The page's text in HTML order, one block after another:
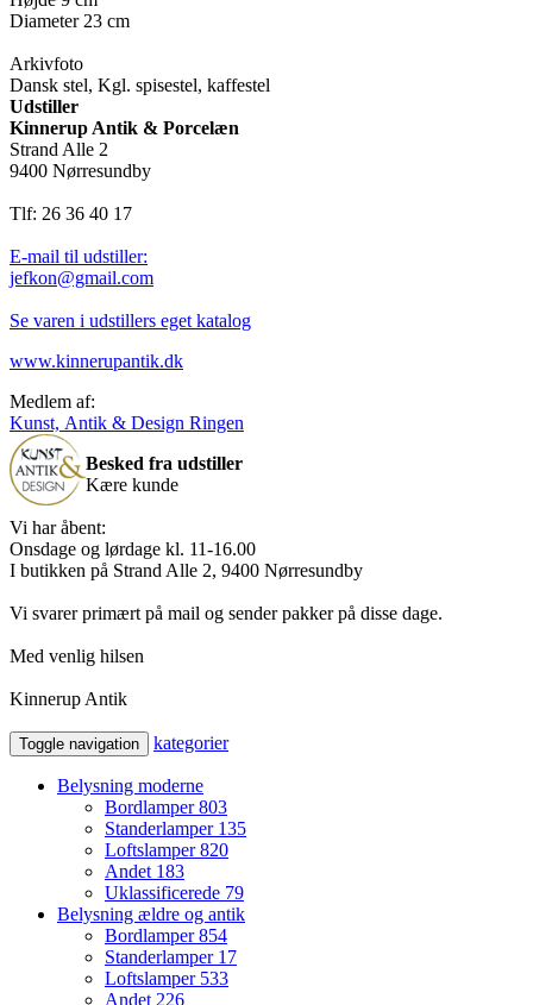
Diameter 23 cm
Arkivfoto
Dansk stel, Kgl. spisestel, kaffestel
Udstiller
Kinnerup Antik & Porcelæn
Strand Alle 2
9400 Nørresundby
Tlf: 26 36 40 17
E-mail til udstiller:
jefkon@gmail.com
Se varen i udstillers eget katalog
www.kinnerupantik.dk
Medlem af:
Kunst, Antik & Design Ringen
Besked fra udstiller
Kære kunde
Vi har åbent:
Onsdage og lørdage kl. 11-16.00
I butikken på Strand Alle 2, 9400 Nørresundby
Vi svarer primært på mail og sender pakker på disse dage.
Med venlig hilsen
Kinnerup Antik
Toggle navigation kategorier
Belysning moderne
Bordlamper803
Standerlamper 135
Loftslamper820
Andet 183
Uklassificerede 79
Belysning ældre og antik
Bordlamper854
Standerlamper 17
Loftslamper 533
Andet 226